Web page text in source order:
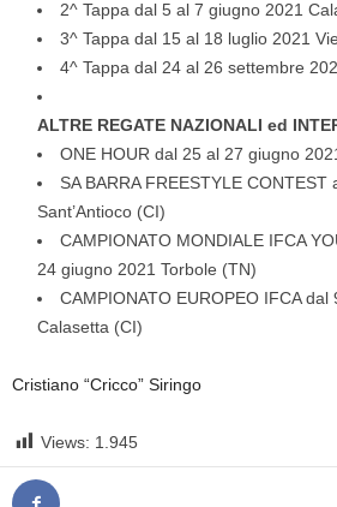
2^ Tappa dal 5 al 7 giugno 2021
3^ Tappa dal 15 al 18 luglio 2021
4^ Tappa dal 24 al 26 settembre
ALTRE REGATE NAZIONALI ed
ONE HOUR dal 25 al 27 giugno
SA BARRA FREESTYLE CONTEST
Sant’Antioco (CI)
CAMPIONATO MONDIALE IFCA
24 giugno 2021 Torbole (TN)
CAMPIONATO EUROPEO IFCA
Calasetta (CI)
Cristiano “Cricco” Siringo
Views: 1.945